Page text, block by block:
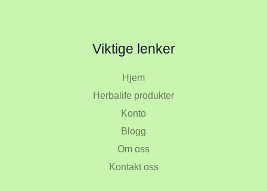
Viktige lenker
Hjem
Herbalife produkter
Konto
Blogg
Om oss
Kontakt oss